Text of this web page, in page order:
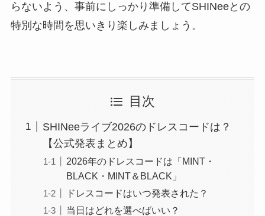
らないよう、事前にしっかり準備してSHINeeとの
特別な時間を思いきり楽しみましょう。
目次
SHINeeライブ2026のドレスコードは？
【公式発表まとめ】
2026年のドレスコードは「MINT・
BLACK・MINT＆BLACK」
ドレスコードはいつ発表された？
当日はどれを選べばいい？